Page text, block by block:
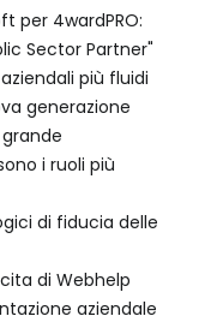
per 4wardPRO:
Sector Partner"
più fluidi
generazione
i ruoli più
di fiducia delle
di Webhelp
aziendale